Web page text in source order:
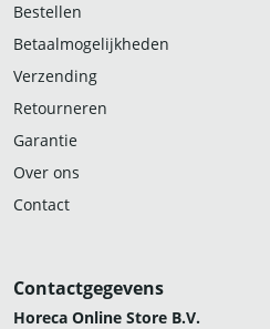
Bestellen
Betaalmogelijkheden
Verzending
Retourneren
Garantie
Over ons
Contact
Contactgegevens
Horeca Online Store B.V.